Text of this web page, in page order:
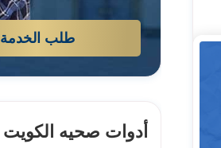
طلب الخدمة
أدوات صحيه الكويت